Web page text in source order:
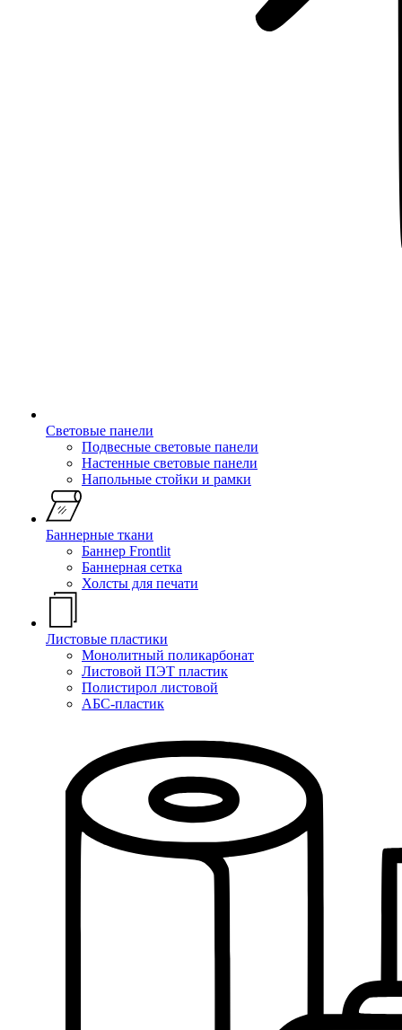
Световые панели
Подвесные световые панели
Настенные световые панели
Напольные стойки и рамки
Баннерные ткани
Баннер Frontlit
Баннерная сетка
Холсты для печати
Листовые пластики
Монолитный поликарбонат
Листовой ПЭТ пластик
Полистирол листовой
АБС-пластик